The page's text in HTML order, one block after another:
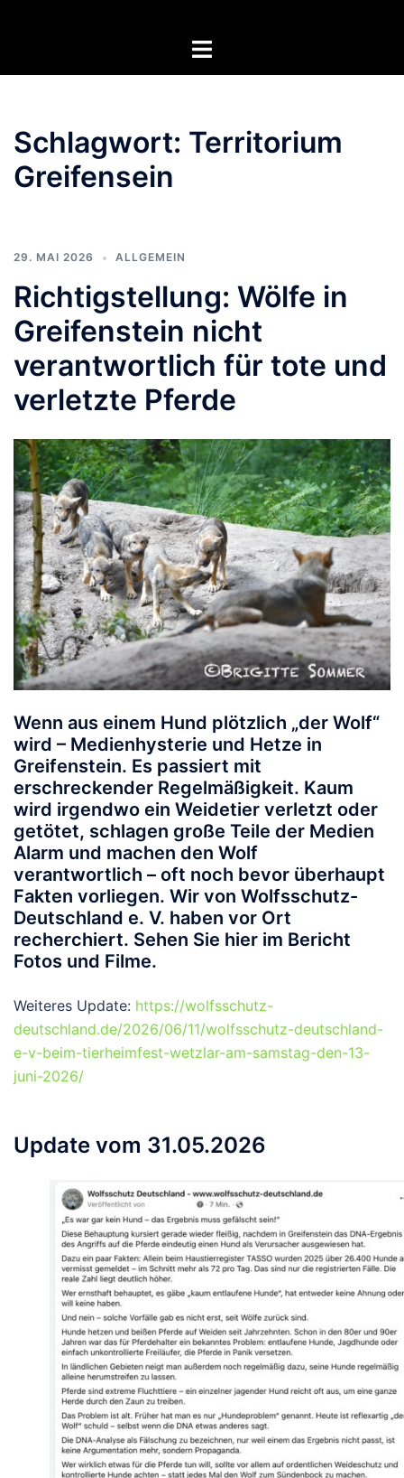
Menü
Schlagwort: Territorium
Greifensein
29. MAI 2026 ALLGEMEIN
Richtigstellung: Wölfe in
Greifenstein nicht
verantwortlich für tote und
verletzte Pferde
Wenn aus einem Hund plötzlich „der Wolf“
wird – Medienhysterie und Hetze in
Greifenstein. Es passiert mit
erschreckender Regelmäßigkeit. Kaum
wird irgendwo ein Weidetier verletzt oder
getötet, schlagen große Teile der Medien
Alarm und machen den Wolf
verantwortlich – oft noch bevor überhaupt
Fakten vorliegen. Wir von Wolfsschutz-
Deutschland e. V. haben vor Ort
recherchiert. Sehen Sie hier im Bericht
Fotos und Filme.
Weiteres Update: https://wolfsschutz-
deutschland.de/2026/06/11/wolfsschutz-deutschland-
e-v-beim-tierheimfest-wetzlar-am-samstag-den-13-
juni-2026/
Update vom 31.05.2026